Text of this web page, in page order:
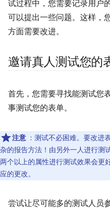
试过程中，您需要记录用户
可以提出一些问题。这样，
方面需要改进。
邀请真人测试您的
首先，您需要寻找能测试您
事测试您的表单。
注意 ：测试不必困难。要改进
杂的报告方法！由另外一人进行测
两个以上的属性进行测试效果会更
应的更改。
尝试让尽可能多的测试人员